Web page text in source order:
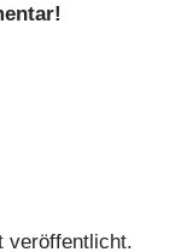
veröffentlicht.